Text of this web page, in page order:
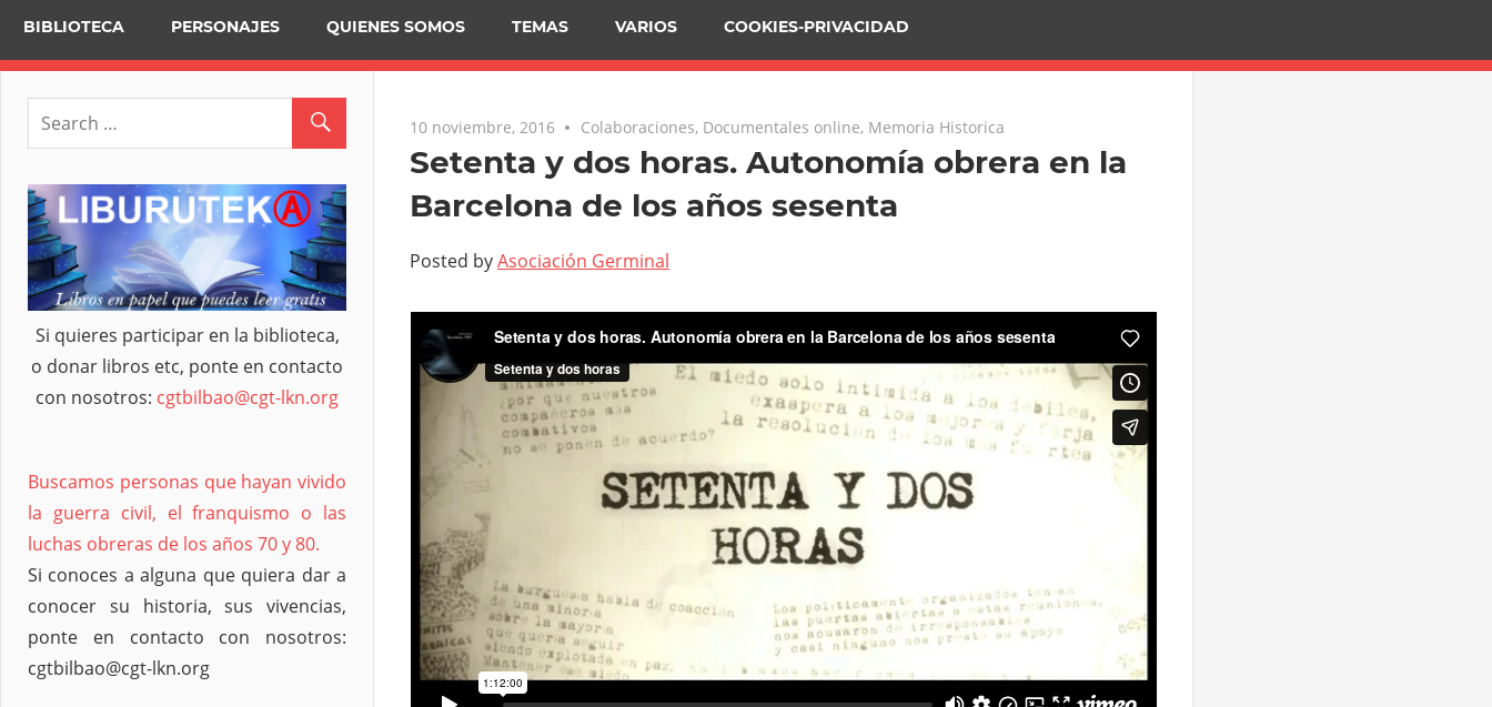
BIBLIOTECA PERSONAJES QUIENES SOMOS TEMAS VARIOS COOKIES-PRIVACIDAD
10 noviembre, 2016 No comments
Colaboraciones, Documentales online, Memoria Historica
Setenta y dos horas. Autonomía obrera en la
Barcelona de los años sesenta
Posted byAsociación Germinal
Si quieres participar en la biblioteca,
o donar libros etc, ponte en contacto
con nosotros: cgtbilbao@cgt-lkn.org
Buscamos personas que hayan vivido
la guerra civil, el franquismo o las
luchas obreras de los años 70 y 80.
Si conoces a alguna que quiera dar a
conocer su historia, sus vivencias,
ponte en contacto con nosotros:
cgtbilbao@cgt-lkn.org